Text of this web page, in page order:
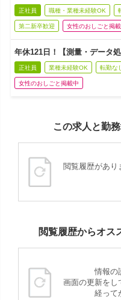
正社員 職種・業種未経験OK
第二新卒歓迎 女性のおしごと掲
年休121日！【測量・データ
正社員 業種未経験OK 転勤な
女性のおしごと掲載中
この求人と勤
閲覧履歴があり
閲覧履歴からオス
情報の
画面の更新をし
経って